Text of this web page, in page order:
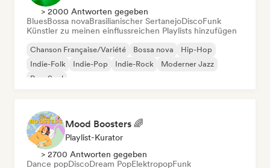
> 2000 Antworten gegeben
BluesBossa novaBrasilianischer SertanejoDiscoFunk
Künstler zu meinen einflussreichen Playlists hinzufügen
Chanson Française/Variété Bossa nova
Hip-Hop
Indie-Folk
Indie-Pop Indie-Rock
Moderner Jazz
Pop-Soul
Mood Boosters 🌈
Playlist-Kurator
> 2700 Antworten gegeben
Dance popDiscoDream PopElektropopFunk